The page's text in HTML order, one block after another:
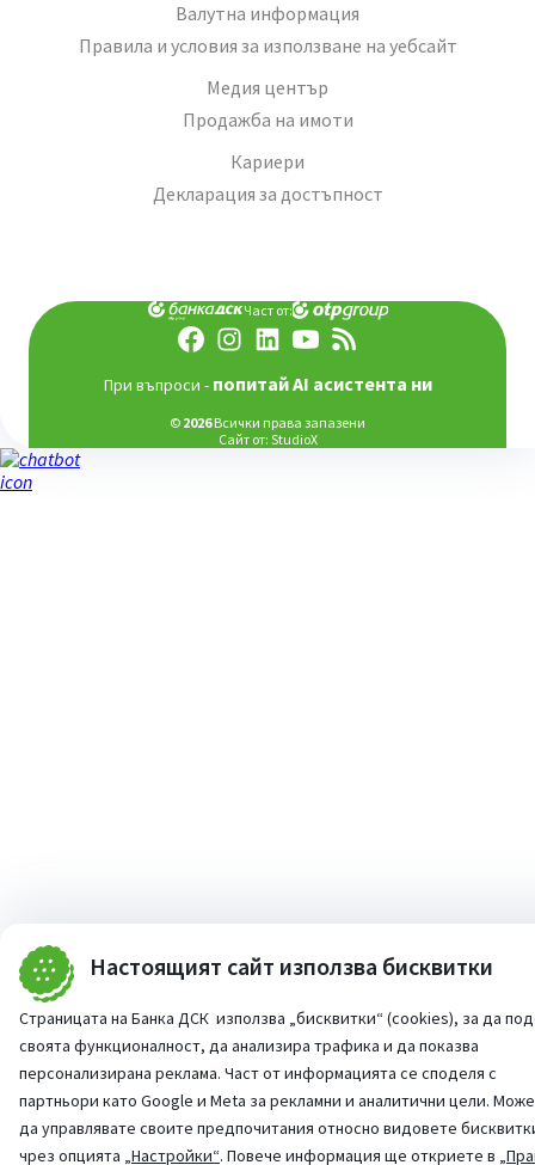
Настоящият сайт използва бисквитки
Страницата на Банка ДСК използва „бисквитки“ (cookies), за да
своята функционалност, да анализира трафика и да показва
персонализирана реклама. Част от информацията се споделя с
партньори като Google и Meta за рекламни и аналитични цели.
да управлявате своите предпочитания относно видовете
чрез опцията „Настройки“. Повече информация ще откриете в
Валутна информация
Правила и условия за използване на уебсайт
Медия център
Продажба на имоти
Кариери
Декларация за достъпност
Част от:
При въпроси - попитай AI асистента ни
© 2026Всички права запазени
Сайт от: StudioX